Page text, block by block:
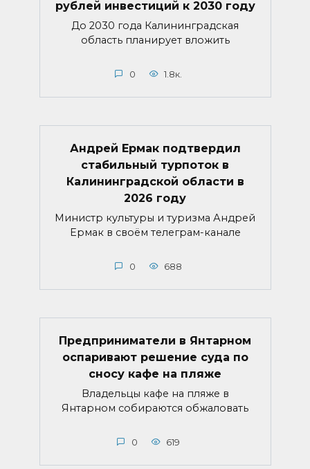
рублей инвестиций к 2030 году
До 2030 года Калининградская
область планирует вложить
0 1.8к.
Андрей Ермак подтвердил
стабильный турпоток в
Калининградской области в
2026 году
Министр культуры и туризма Андрей
Ермак в своём телеграм-канале
0 688
Предприниматели в Янтарном
оспаривают решение суда по
сносу кафе на пляже
Владельцы кафе на пляже в
Янтарном собираются обжаловать
0 619